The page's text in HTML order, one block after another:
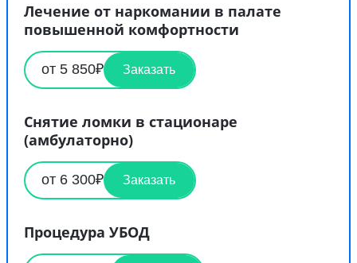
Лечение от наркомании в палате
повышенной комфортности
от 5 850₽ Заказать
Снятие ломки в стационаре
(амбулаторно)
от 6 300₽ Заказать
Процедура УБОД